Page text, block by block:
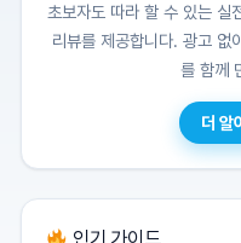
초보자도 따라 할 수 있는 실
리뷰를 제공합니다. 광고 없
를 함께
더 알